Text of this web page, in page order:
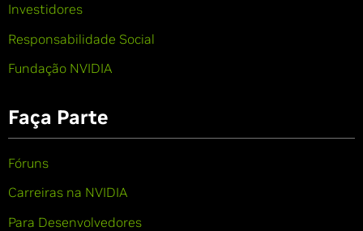
Investidores
Responsabilidade Social
Fundação NVIDIA
Faça Parte
Fóruns
Carreiras na NVIDIA
Para Desenvolvedores